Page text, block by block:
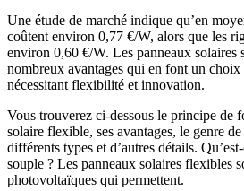
Une étude de marché indique qu’en
coûtent environ 0,77 €/W, alors que les
environ 0,60 €/W. Les panneaux solaires
nombreux avantages qui en font un
nécessitant flexibilité et innovation.
Vous trouverez ci-dessous le principe de
solaire flexible, ses avantages, le genre
différents types et d’autres détails.
souple ? Les panneaux solaires flexibles
photovoltaïques qui permettent.